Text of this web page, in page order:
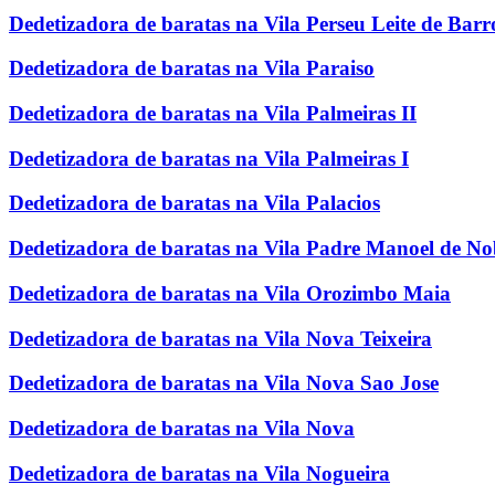
Dedetizadora de baratas na Vila Perseu Leite de
Dedetizadora de baratas na Vila Paraiso
Dedetizadora de baratas na Vila Palmeiras II
Dedetizadora de baratas na Vila Palmeiras I
Dedetizadora de baratas na Vila Palacios
Dedetizadora de baratas na Vila Padre Manoel de
Dedetizadora de baratas na Vila Orozimbo Maia
Dedetizadora de baratas na Vila Nova Teixeira
Dedetizadora de baratas na Vila Nova Sao Jose
Dedetizadora de baratas na Vila Nova
Dedetizadora de baratas na Vila Nogueira